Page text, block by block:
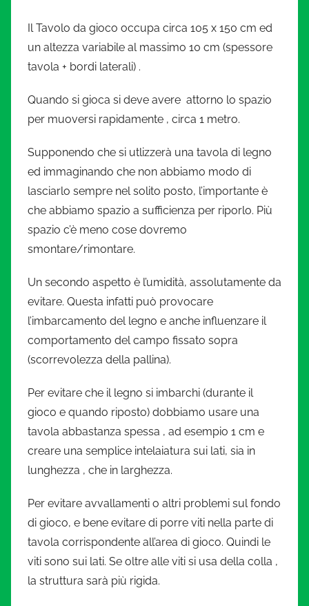
Il Tavolo da gioco occupa circa 105 x 150 cm ed
un altezza variabile al massimo 10 cm (spessore
tavola + bordi laterali) .
Quando si gioca si deve avere attorno lo spazio
per muoversi rapidamente , circa 1 metro.
Supponendo che si utlizzerà una tavola di legno
ed immaginando che non abbiamo modo di
lasciarlo sempre nel solito posto, l’importante è
che abbiamo spazio a sufficienza per riporlo. Più
spazio c’è meno cose dovremo
smontare/rimontare.
Un secondo aspetto è l’umidità, assolutamente da
evitare. Questa infatti può provocare
l’imbarcamento del legno e anche influenzare il
comportamento del campo fissato sopra
(scorrevolezza della pallina).
Per evitare che il legno si imbarchi (durante il
gioco e quando riposto) dobbiamo usare una
tavola abbastanza spessa , ad esempio 1 cm e
creare una semplice intelaiatura sui lati, sia in
lunghezza , che in larghezza.
Per evitare avvallamenti o altri problemi sul fondo
di gioco, e bene evitare di porre viti nella parte di
tavola corrispondente all’area di gioco. Quindi le
viti sono sui lati. Se oltre alle viti si usa della colla ,
la struttura sarà più rigida.